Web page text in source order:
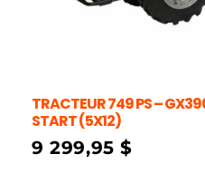
TRACTEUR 749 PS –
START (5X12)
9 299,95$